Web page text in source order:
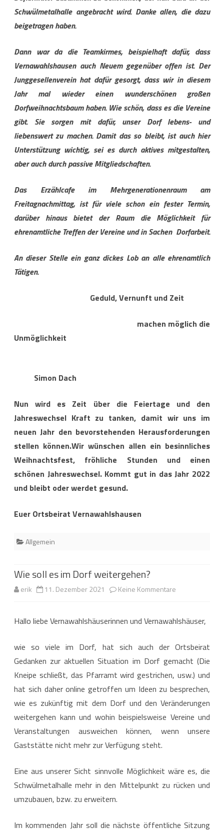
Schwülmetalhalle angebracht wird. Danke allen, die dazu
beigetragen haben.
Dann war da die Teamkirmes, beispielhaft dafür, dass
Vernawahlshausen auch Neuem gegenüber offen ist. Der
Junggesellenverein hat dafür gesorgt, dass wir in diesem
Jahr mal wieder einen wunderschönen großen
Dorfweihnachtsbaum haben. Wie schön, dass es die Vereine
gibt. Sie sorgen mit dafür, unser Dorf lebens-und
liebenswert zu machen. Damit das so bleibt, ist auch hier
Unterstützung wichtig, sei es durch aktives mitgestalten,
aber auch durch passive Mitgliedschaften.
Das Erzählcafe im Mehrgenerationenraum am
Freitagnachmittag, ist für viele schon ein fester Termin,
darüber hinaus bietet der Raum die Möglichkeit für
ehrenamtliche Treffen der Vereine und in Sachen Dorfarbeit.
An dieser Stelle ein ganz dickes Lob an alle ehrenamtlich
Tätigen.
Geduld, Vernunft und Zeit
machen möglich die
Unmöglichkeit
Simon Dach
Nun wird es Zeit über die Feiertage und den
Jahreswechsel Kraft zu tanken, damit wir uns im
neuen Jahr den bevorstehenden Herausforderungen
stellen können.Wir wünschen allen ein besinnliches
Weihnachtsfest, fröhliche Stunden und einen
schönen Jahreswechsel. Kommt gut in das Jahr 2022
und bleibt oder werdet gesund.
Euer Ortsbeirat Vernawahlshausen
Allgemein
Wie soll es im Dorf weitergehen?
erik 11. Dezember 2021 Keine Kommentare
soll
im
Dorf
weitergehen?
Hallo liebe Vernawahlshäuserinnen und Vernawahlshäuser,
wie so viele im Dorf, hat sich auch der Ortsbeirat
Gedanken zur aktuellen Situation im Dorf gemacht (Die
Kneipe schließt, das Pfarramt wird gestrichen, usw.) und
hat sich daher online getroffen um Ideen zu besprechen,
wie es zukünftig mit dem Dorf und den Veränderungen
weitergehen kann und wohin beispielsweise Vereine und
Veranstaltungen ausweichen können, wenn unsere
Gaststätte nicht mehr zur Verfügung steht.
Eine aus unserer Sicht sinnvolle Möglichkeit wäre es, die
Schwülmetalhalle mehr in den Mittelpunkt zu rücken und
umzubauen, bzw. zu erweitern.
Im kommenden Jahr soll die nächste öffentliche Sitzung